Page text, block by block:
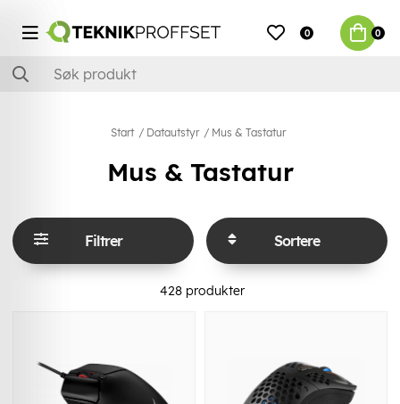
0 0
Start Datautstyr Mus & Tastatur
Mus & Tastatur
Filtrer Sortere
428produkter